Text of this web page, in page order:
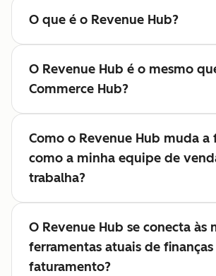
O que é o Revenue Hub?
O Revenue Hub é o mesmo
Commerce Hub?
Como o Revenue Hub muda a
como a minha equipe de
trabalha?
O Revenue Hub se conecta às
ferramentas atuais de finanças
faturamento?